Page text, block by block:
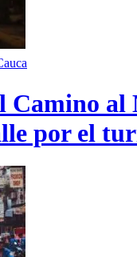
Camino
por el